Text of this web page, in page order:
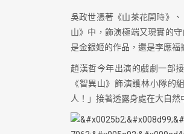
吳政世憑著《山茶花開時》
山》中，飾演極端又現實的
是金銀姬的作品，還是李應福
趙漢哲今年出演的戲劇一部
《智異山》飾演護林小隊的
人！」接著透露身處在大自